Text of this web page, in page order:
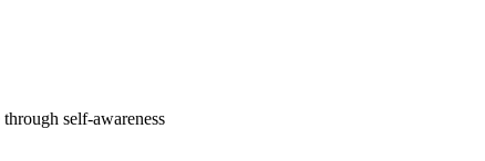
self-awareness